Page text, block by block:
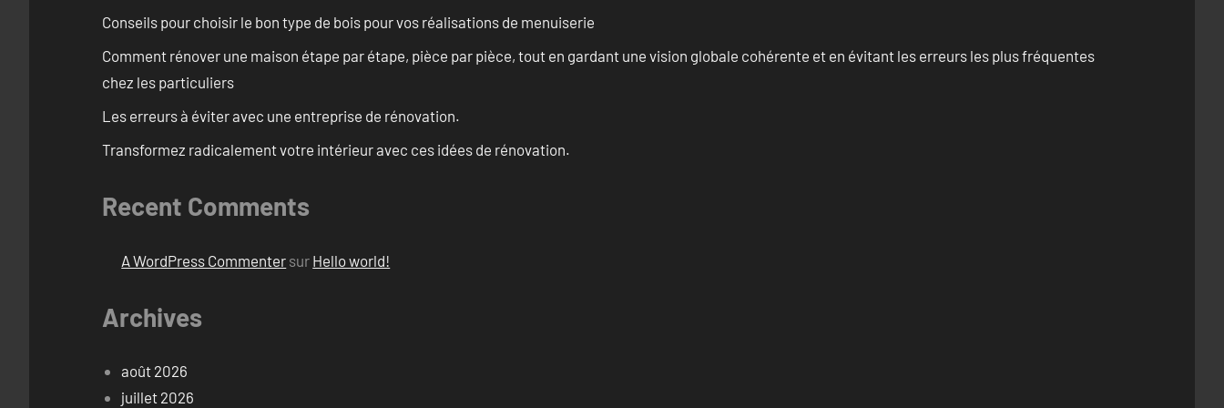
Conseils pour choisir le bon type de bois pour vos réalisations de menuiserie
Comment rénover une maison étape par étape, pièce par pièce, tout en gardant une vision globale cohérente et en évitant les erreurs les plus fréquentes
chez les particuliers
Les erreurs à éviter avec une entreprise de rénovation.
Transformez radicalement votre intérieur avec ces idées de rénovation.
Recent Comments
A WordPress Commenter sur Hello world!
Archives
août 2026
juillet 2026